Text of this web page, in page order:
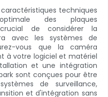
techniques
des plaques
de considérer la
avec les systèmes de
vous que la caméra
à votre logiciel et matériel
et une intégration
sont conçues pour être
de surveillance,
et d'intégration sans